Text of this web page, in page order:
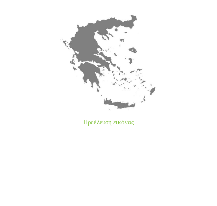
Προέλευση εικόνας